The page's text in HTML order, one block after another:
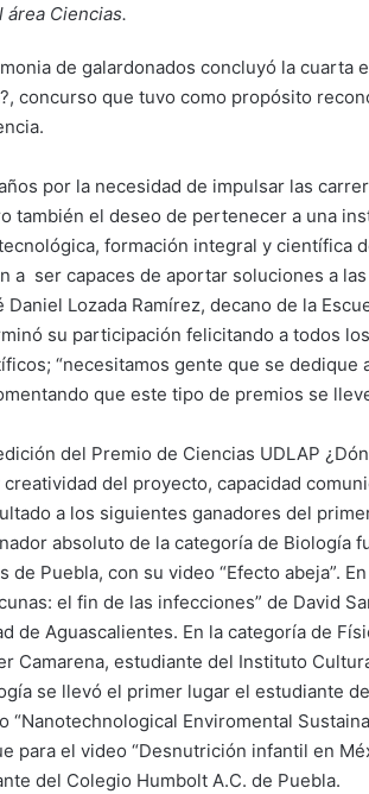
área Ciencias.
de galardonados concluyó la cuarta
concurso que tuvo como propósito
por la necesidad de impulsar las
también el deseo de pertenecer a una
formación integral y científica
a ser capaces de aportar soluciones a
Daniel Lozada Ramírez, decano de la
su participación felicitando a todos
“necesitamos gente que se dedique
que este tipo de premios se
del Premio de Ciencias UDLAP
del proyecto, capacidad
a los siguientes ganadores del
absoluto de la categoría de Biología
Puebla, con su video “Efecto abeja”.
el fin de las infecciones” de David
de Aguascalientes. En la categoría de
Camarena, estudiante del Instituto
se llevó el primer lugar el estudiante
“Nanotechnological Enviromental
para el video “Desnutrición infantil en
del Colegio Humbolt A.C. de Puebla.